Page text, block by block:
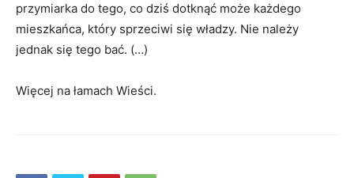
przymiarka do tego, co dziś dotknąć może każdego
mieszkańca, który sprzeciwi się władzy. Nie należy
jednak się tego bać. (…)
Więcej na łamach Wieści.